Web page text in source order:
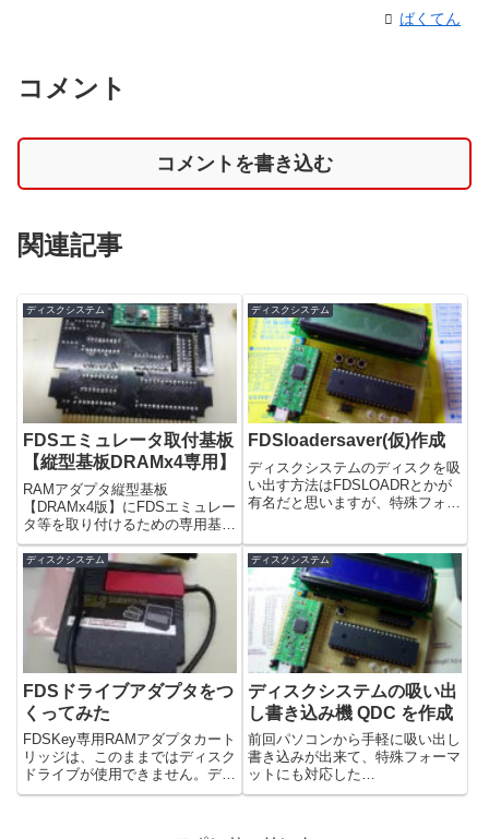
ばくてん
コメント
コメントを書き込む
関連記事
ディスクシステム
FDSエミュレータ取付基板
【縦型基板DRAMx4専用】
RAMアダプタ縦型基板
【DRAMx4版】にFDSエミュレー
タ等を取り付けるための専用基板
を作成しました。
ディスクシステム
FDSloadersaver(仮)作成
ディスクシステムのディスクを吸
い出す方法はFDSLOADRとかが
有名だと思いますが、特殊フォー
書き込みが出来るようになった
り…ですが、ほぼ完全に吸い出し
も書き込みも出来るのは...
ディスクシステム
FDSドライブアダプタをつ
くってみた
FDSKey専用RAMアダプタカート
リッジは、このままではディスク
ドライブが使用できません。ディ
スクドライブも兼用できるように
ディスクシステム
ディスクシステムの吸い出
し書き込み機 QDC を作成
前回パソコンから手軽に吸い出し
書き込みが出来て、特殊フォーマ
ットにも対応した
「FDSloadersaver(仮)」を公開さ